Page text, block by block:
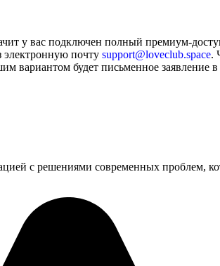
у вас подключен полный премиум-
электронную почту support@loveclub.space.
вариантом будет письменное заявление в
с решениями современных проблем,